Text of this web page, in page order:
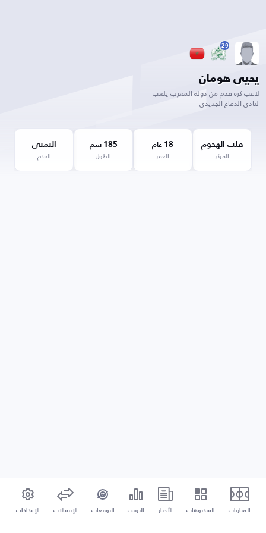
29
يحيى هومان
لاعب كرة قدم من دولة المغرب يلعب
لنادي الدفاع الجديدي
قلب الهجوم
المركز
18 عام
العمر
185 سم
الطول
اليمنى
القدم
المباريات الفيديوهات الأخبار الترتيب التوقعات الإنتقالات الإعدادات